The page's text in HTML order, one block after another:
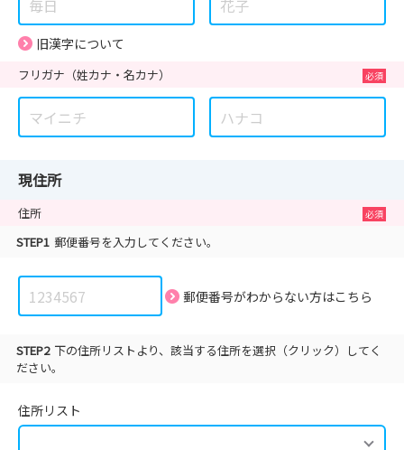
旧漢字について
フリガナ （姓カナ・名カナ）
現住所
住所
STEP1 郵便番号を入力してください。
郵便番号がわからない方はこちら
STEP2 下の住所リストより、該当する住所を選択（クリック）してく
ださい。
住所リスト